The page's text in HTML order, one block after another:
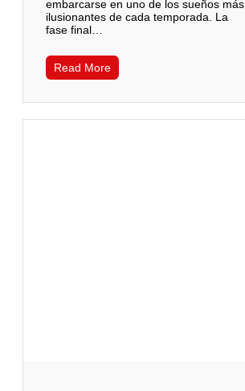
embarcarse en uno de los sueños más
ilusionantes de cada temporada. La
fase final…
Read More